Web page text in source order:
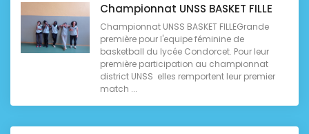
Championnat UNSS BASKET FILLE
Championnat UNSS BASKET FILLEGrande
première pour l'equipe féminine de
basketball du lycée Condorcet. Pour leur
première participation au championnat
district UNSS elles remportent leur premier
match ...